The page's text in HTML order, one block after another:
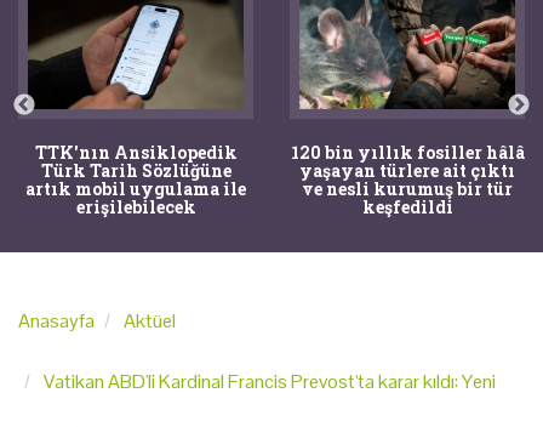
TTK'nın Ansiklopedik
Türk Tarih Sözlüğüne
artık mobil uygulama ile
erişilebilecek
120 bin yıllık fosiller hâlâ
yaşayan türlere ait çıktı
ve nesli kurumuş bir tür
keşfedildi
Anasayfa Aktüel
Vatikan ABD'li Kardinal Francis Prevost'ta karar kıldı: Yeni